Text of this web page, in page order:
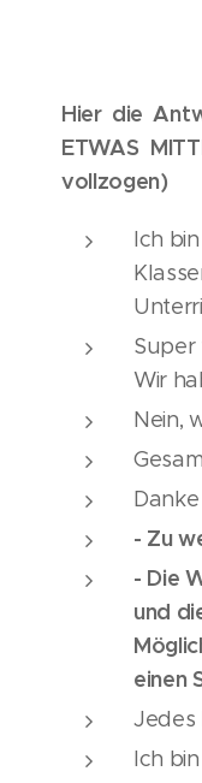
Hier die
ETWAS
vollzogen)
Ich
Super
Wir
Nein,
- Zu
- Die
und
einen
Jedes
Ich